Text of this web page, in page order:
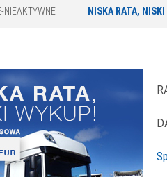
NIEAKTYWNE NISKA RATA, NISKI